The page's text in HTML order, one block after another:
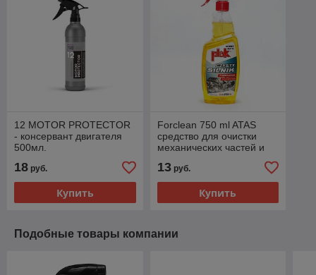
12 MOTOR PROTECTOR
- консервант двигателя
500мл.
18 руб.
Купить
Forclean 750 ml ATAS
средство для очистки
механических частей и
13руб.
Купить
Подобные товары компании